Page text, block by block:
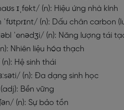
ɪˌfekt/ (n): Hiệu ứng nhà kính
ˈfʊtprɪnt/ (n): Dấu chân carbon
ˈenədʒi/ (n): Năng lượng tái
Nhiên liệu hóa thạch
(n): Hệ sinh thái
(n): Đa dạng sinh học
Bền vững
(n): Sự bảo tồn